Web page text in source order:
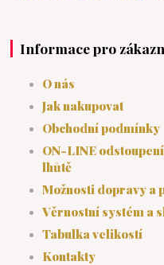
Informace pro
O nás
Jak nakupovat
Obchodní podmínky
ON-LINE
lhůtě
Možnosti dopravy a
Věrnostní systém a
Tabulka velikostí
Kontakty